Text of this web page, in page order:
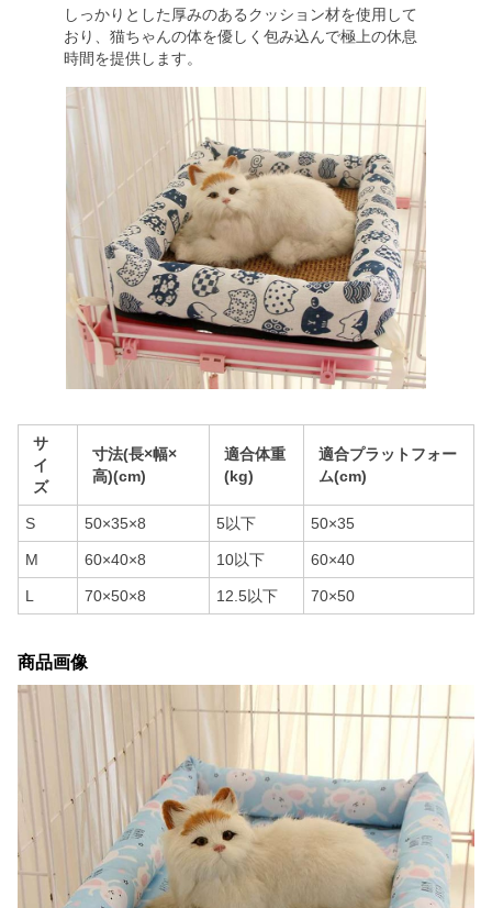
しっかりとした厚みのあるクッション材を使用して
おり、猫ちゃんの体を優しく包み込んで極上の休息
時間を提供します。
サ
イ
ズ
寸法(長×幅×
高)(cm)
適合体重
(kg)
適合プラットフォー
ム(cm)
S 50×35×8 5以下 50×35
M 60×40×8 10以下 60×40
L 70×50×8 12.5以下 70×50
商品画像